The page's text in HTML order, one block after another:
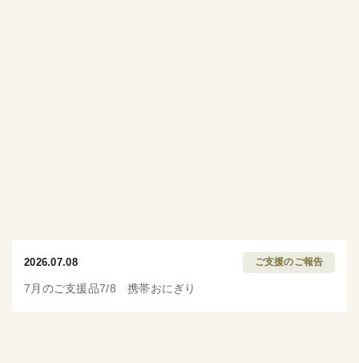
2026.07.08 ご支援のご報告
7月のご支援品7/8 携帯おにぎり